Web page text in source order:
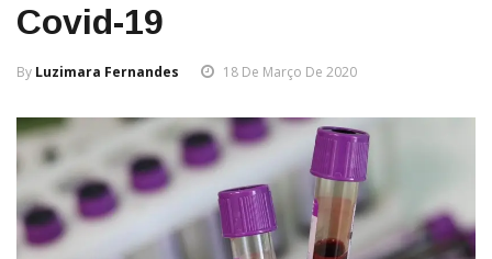
Covid-19
By Luzimara Fernandes 18 De Março De 2020